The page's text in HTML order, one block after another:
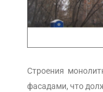
Строения
фасадами, что